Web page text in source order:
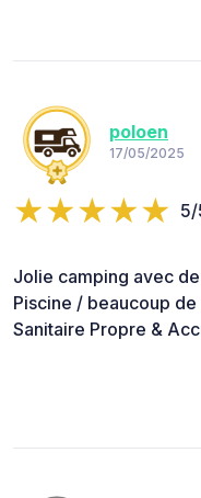
poloen
17/05/2025
5/
Jolie camping avec
Piscine / beaucoup
Sanitaire Propre &